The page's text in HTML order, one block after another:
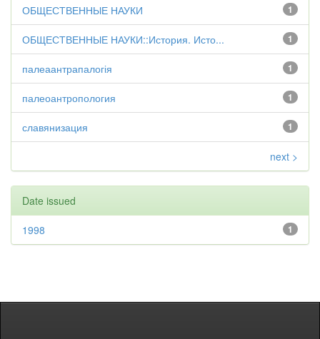
1
ОБЩЕСТВЕННЫЕ НАУКИ
1
ОБЩЕСТВЕННЫЕ НАУКИ::История. Исто...
1
палеаантрапалогія
1
палеоантропология
1
славянизация
next >
Date issued
1
1998